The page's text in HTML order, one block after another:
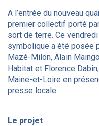
A l’entrée du nouveau
premier collectif porté
sort de terre. Ce
symbolique a été posée
Mazé-Milon, Alain
Habitat et Florence
Maine-et-Loire en
presse locale.
Le projet